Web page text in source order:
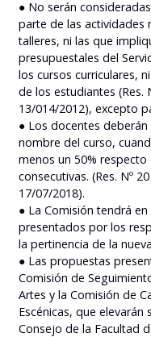
● No serán
parte de las actividades
talleres, ni las que
presupuestales del
los cursos curriculares,
de los estudiantes (Res.
13/014/2012), excepto
● Los docentes
nombre del curso,
menos un 50%
consecutivas. (Res. Nº
17/07/2018).
● La Comisión tendrá
presentados por los
la pertinencia de la
● Las propuestas
Comisión de
Artes y la Comisión de
Escénicas, que
Consejo de la Facultad